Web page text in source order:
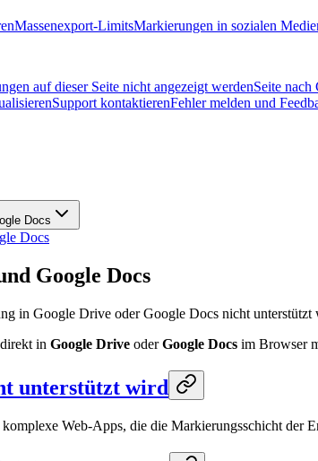
Massenexport-LimitsMarkierungen in sozialen
auf dieser Seite nicht angezeigt werdenSeite nach
Support kontaktierenFehler melden und
Docs
Docs
Google Docs
in Google Drive oder Google Docs nicht unterstützt
in Google Drive oderGoogle Docs im Browser
unterstützt wird
Web-Apps, die die Markierungsschicht der